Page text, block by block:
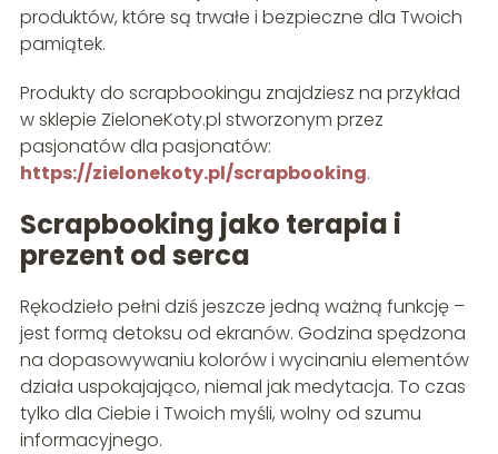
produktów, które są trwałe i bezpieczne dla Twoich
pamiątek.
Produkty do scrapbookingu znajdziesz na przykład
w sklepie ZieloneKoty.pl stworzonym przez
pasjonatów dla pasjonatów:
https://zielonekoty.pl/scrapbooking.
Scrapbooking jako terapia i
prezent od serca
Rękodzieło pełni dziś jeszcze jedną ważną funkcję –
jest formą detoksu od ekranów. Godzina spędzona
na dopasowywaniu kolorów i wycinaniu elementów
działa uspokajająco, niemal jak medytacja. To czas
tylko dla Ciebie i Twoich myśli, wolny od szumu
informacyjnego.